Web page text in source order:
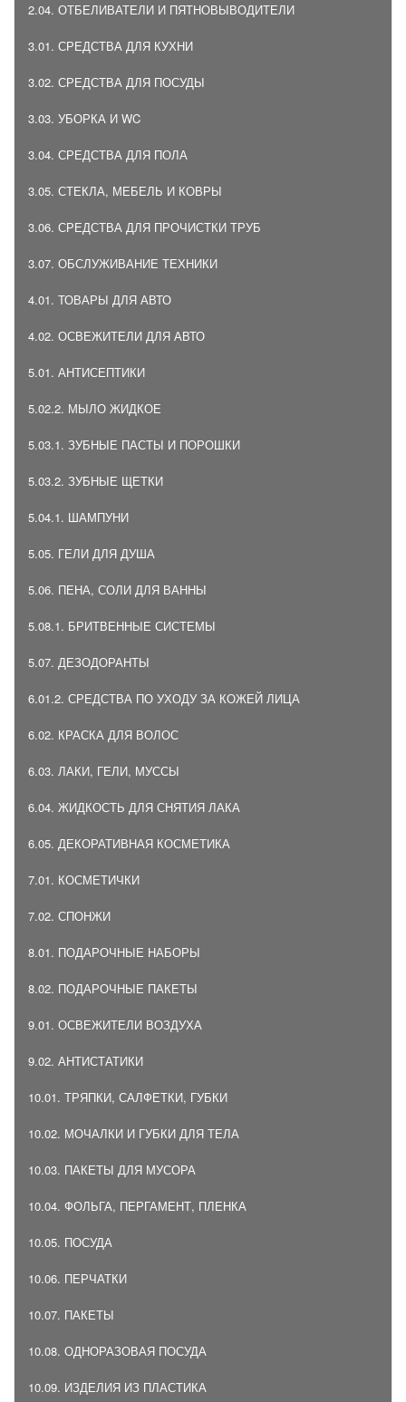
2.04. ОТБЕЛИВАТЕЛИ И ПЯТНОВЫВОДИТЕЛИ
3.01. СРЕДСТВА ДЛЯ КУХНИ
3.02. СРЕДСТВА ДЛЯ ПОСУДЫ
3.03. УБОРКА И WC
3.04. СРЕДСТВА ДЛЯ ПОЛА
3.05. СТЕКЛА, МЕБЕЛЬ И КОВРЫ
3.06. СРЕДСТВА ДЛЯ ПРОЧИСТКИ ТРУБ
3.07. ОБСЛУЖИВАНИЕ ТЕХНИКИ
4.01. ТОВАРЫ ДЛЯ АВТО
4.02. ОСВЕЖИТЕЛИ ДЛЯ АВТО
5.01. АНТИСЕПТИКИ
5.02.2. МЫЛО ЖИДКОЕ
5.03.1. ЗУБНЫЕ ПАСТЫ И ПОРОШКИ
5.03.2. ЗУБНЫЕ ЩЕТКИ
5.04.1. ШАМПУНИ
5.05. ГЕЛИ ДЛЯ ДУША
5.06. ПЕНА, СОЛИ ДЛЯ ВАННЫ
5.08.1. БРИТВЕННЫЕ СИСТЕМЫ
5.07. ДЕЗОДОРАНТЫ
6.01.2. СРЕДСТВА ПО УХОДУ ЗА КОЖЕЙ ЛИЦА
6.02. КРАСКА ДЛЯ ВОЛОС
6.03. ЛАКИ, ГЕЛИ, МУССЫ
6.04. ЖИДКОСТЬ ДЛЯ СНЯТИЯ ЛАКА
6.05. ДЕКОРАТИВНАЯ КОСМЕТИКА
7.01. КОСМЕТИЧКИ
7.02. СПОНЖИ
8.01. ПОДАРОЧНЫЕ НАБОРЫ
8.02. ПОДАРОЧНЫЕ ПАКЕТЫ
9.01. ОСВЕЖИТЕЛИ ВОЗДУХА
9.02. АНТИСТАТИКИ
10.01. ТРЯПКИ, САЛФЕТКИ, ГУБКИ
10.02. МОЧАЛКИ И ГУБКИ ДЛЯ ТЕЛА
10.03. ПАКЕТЫ ДЛЯ МУСОРА
10.04. ФОЛЬГА, ПЕРГАМЕНТ, ПЛЕНКА
10.05. ПОСУДА
10.06. ПЕРЧАТКИ
10.07. ПАКЕТЫ
10.08. ОДНОРАЗОВАЯ ПОСУДА
10.09. ИЗДЕЛИЯ ИЗ ПЛАСТИКА